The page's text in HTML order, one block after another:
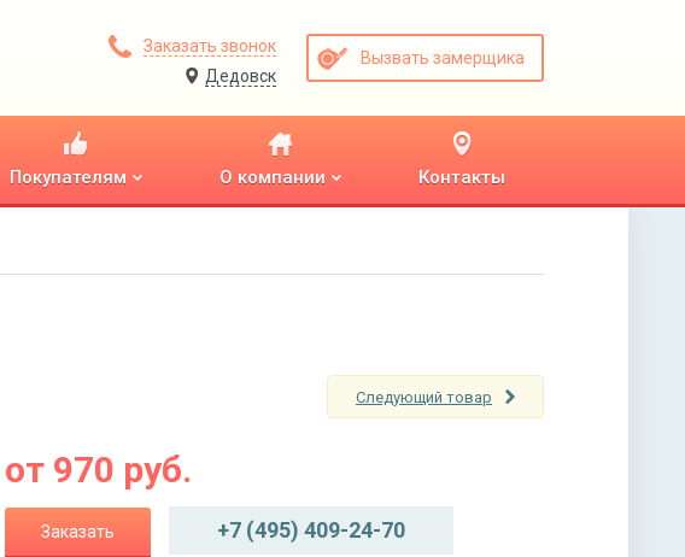
Заказать звонок
Дедовск
Вызвать замерщика
Покупателям О компании Контакты
Следующий товар
от 970 руб.
Заказать +7 (495) 409-24-70